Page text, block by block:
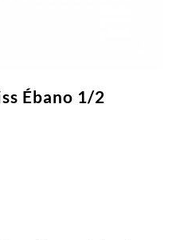
Ébano 1/2